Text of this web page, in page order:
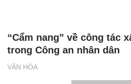
VĂN HÓA
“Cẩm nang” về công tác
trong Công an nhân dân